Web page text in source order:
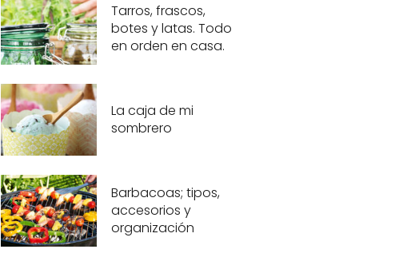
Tarros, frascos,
botes y latas. Todo
en orden en casa.
La caja de mi
sombrero
Barbacoas; tipos,
accesorios y
organización